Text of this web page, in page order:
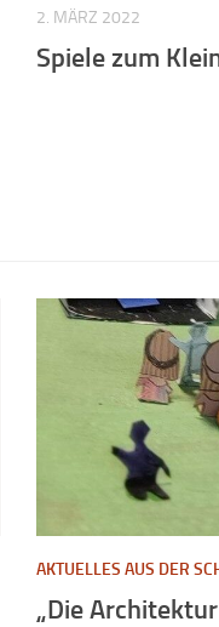
2. MÄRZ 2022
Spiele zum
AKTUELLES AUS DER
„Die